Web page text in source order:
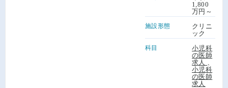
1,800
万円～
施設形態
クリニ
ック
科目
小児科
の医師
求人
小児科
の医師
求人